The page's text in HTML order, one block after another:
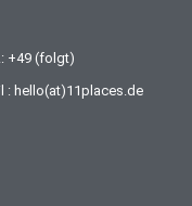
+49 (folgt)
: hello(at)11places.de